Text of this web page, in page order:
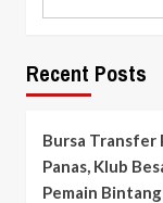
Recent Posts
Bursa Transfer
Panas, Klub
Pemain Bintang